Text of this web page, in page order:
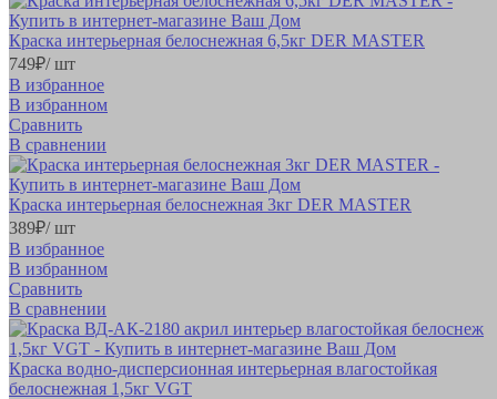
Краска интерьерная белоснежная 6,5кг DER MASTER
749₽/ шт
В избранное
В избранном
Сравнить
В сравнении
Краска интерьерная белоснежная 3кг DER MASTER
389₽/ шт
В избранное
В избранном
Сравнить
В сравнении
Краска водно-дисперсионная интерьерная влагостойкая
белоснежная 1,5кг VGT